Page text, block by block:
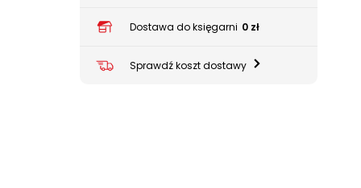
Dostawa do księgarni 0 zł
Sprawdź koszt dostawy